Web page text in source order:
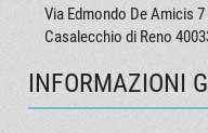
Via Edmondo De Amicis 7
Casalecchio di Reno
INFORMAZIONI